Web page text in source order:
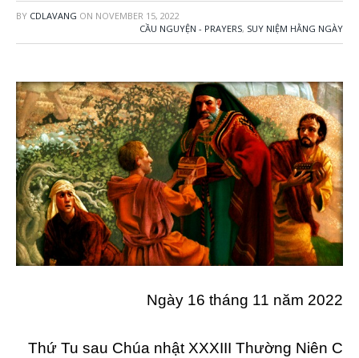
BY CDLAVANG ON NOVEMBER 15, 2022
CẦU NGUYỆN - PRAYERS, SUY NIỆM HẰNG NGÀY
Ngày 16 tháng 11 năm 2022
Thứ Tu sau Chúa nhật XXXIII Thường Niên C